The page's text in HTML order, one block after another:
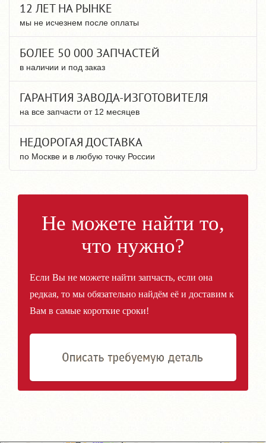
12 ЛЕТ НА РЫНКЕ
мы не исчезнем после оплаты
БОЛЕЕ 50 000 ЗАПЧАСТЕЙ
в наличии и под заказ
ГАРАНТИЯ ЗАВОДА-ИЗГОТОВИТЕЛЯ
на все запчасти от 12 месяцев
НЕДОРОГАЯ ДОСТАВКА
по Москве и в любую точку России
Не можете найти то,
что нужно?
Если Вы не можете найти запчасть, если она
редкая, то мы обязательно найдём её и доставим к
Вам в самые короткие сроки!